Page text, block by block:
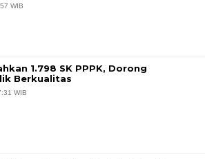
WIB
1.798 SK PPPK, Dorong
Berkualitas
WIB